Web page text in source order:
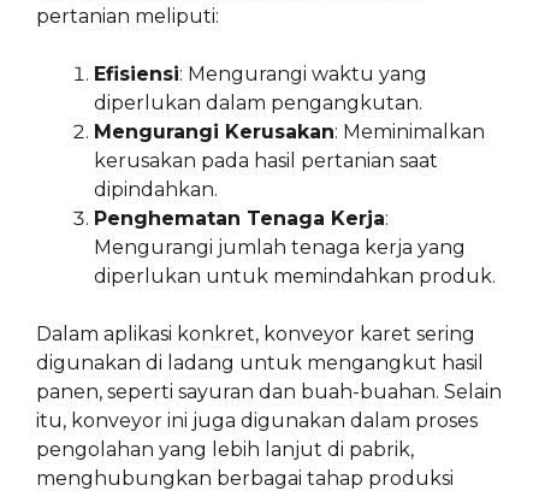
pertanian meliputi:
Efisiensi: Mengurangi waktu yang
diperlukan dalam pengangkutan.
Mengurangi Kerusakan: Meminimalkan
kerusakan pada hasil pertanian saat
dipindahkan.
Penghematan Tenaga Kerja:
Mengurangi jumlah tenaga kerja yang
diperlukan untuk memindahkan produk.
Dalam aplikasi konkret, konveyor karet sering
digunakan di ladang untuk mengangkut hasil
panen, seperti sayuran dan buah-buahan. Selain
itu, konveyor ini juga digunakan dalam proses
pengolahan yang lebih lanjut di pabrik,
menghubungkan berbagai tahap produksi